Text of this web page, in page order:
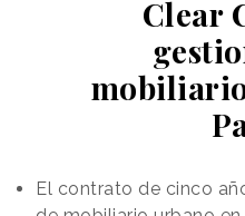
Clear
El contrato de cinco